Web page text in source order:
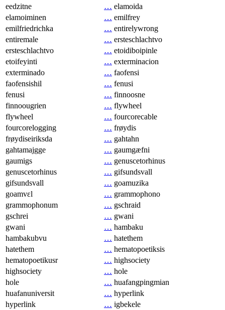
eedzitne
… elamoida
elamoiminen
… emilfrey
emilfriedrichka
… entirelywrong
entiremale
… ersteschlachtvo
ersteschlachtvo
… etoidiboipinle
etoifeyinti
… exterminacion
exterminado
… faofensi
faofensishil
… fenusi
fenusi
… finnoosne
finnoougrien
… flywheel
flywheel
… fourcorecable
fourcorelogging
… frøydis
frøydiseiriksda
… gahtahn
gahtamajgge
… gaumgæfni
gaumigs
… genuscetorhinus
genuscetorhinus
… gifsundsvall
gifsundsvall
… goamuzika
goamvɛl
… grammophono
grammophonum
… gschraid
gschrei
… gwani
gwani
… hambaku
hambakubvu
… hatethem
hatethem
… hematopoetiksis
hematopoetikusr
… highsociety
highsociety
… hole
hole
… huafangpingmian
huafanuniversit
… hyperlink
hyperlink
… igbekele